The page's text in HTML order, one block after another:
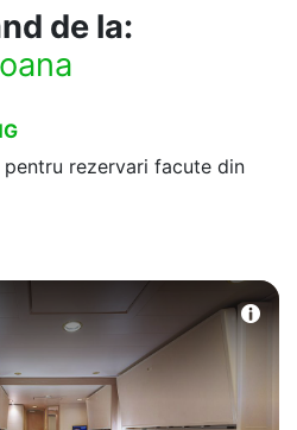
de la:
pentru rezervari facute din